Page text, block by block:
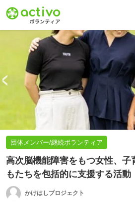
当事者が変える、叶える。
団体メンバー/継続ボランティア
高次脳機能障害をもつ女性、子
もたちを包括的に支援する活動
かけはしプロジェクト